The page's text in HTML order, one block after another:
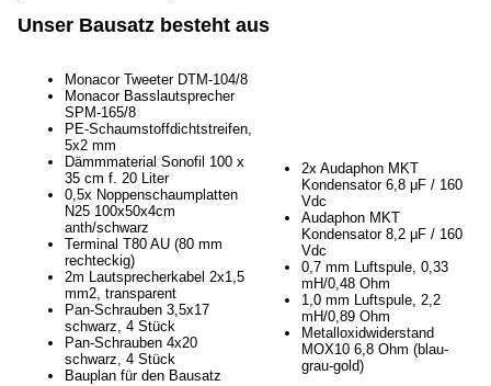
Unser Bausatz besteht aus
Monacor Tweeter DTM-104/8
Monacor Basslautsprecher
SPM-165/8
PE-Schaumstoffdichtstreifen,
5x2 mm
Dämmmaterial Sonofil 100 x
35 cm f. 20 Liter
0,5x Noppenschaumplatten
N25 100x50x4cm
anth/schwarz
Terminal T80 AU (80 mm
rechteckig)
2m Lautsprecherkabel 2x1,5
mm2, transparent
Pan-Schrauben 3,5x17
schwarz, 4 Stück
Pan-Schrauben 4x20
schwarz, 4 Stück
Bauplan für den Bausatz
2x Audaphon MKT
Kondensator 6,8 μF / 160
Vdc
Audaphon MKT
Kondensator 8,2 μF / 160
Vdc
0,7 mm Luftspule, 0,33
mH/0,48 Ohm
1,0 mm Luftspule, 2,2
mH/0,89 Ohm
Metalloxidwiderstand
MOX10 6,8 Ohm (blau-
grau-gold)